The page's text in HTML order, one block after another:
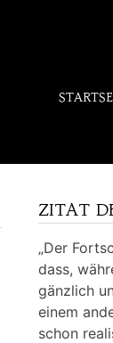
ZITAT
„Der
dass,
gänzlich
einem
schon